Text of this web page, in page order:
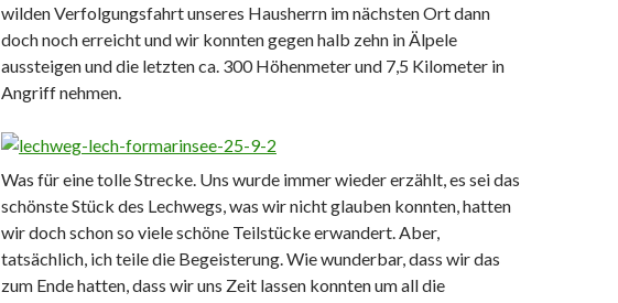
wilden Verfolgungsfahrt unseres Hausherrn im nächsten Ort dann
doch noch erreicht und wir konnten gegen halb zehn in Älpele
aussteigen und die letzten ca. 300 Höhenmeter und 7,5 Kilometer in
Angriff nehmen.
Was für eine tolle Strecke. Uns wurde immer wieder erzählt, es sei das
schönste Stück des Lechwegs, was wir nicht glauben konnten, hatten
wir doch schon so viele schöne Teilstücke erwandert. Aber,
tatsächlich, ich teile die Begeisterung. Wie wunderbar, dass wir das
zum Ende hatten, dass wir uns Zeit lassen konnten um all die